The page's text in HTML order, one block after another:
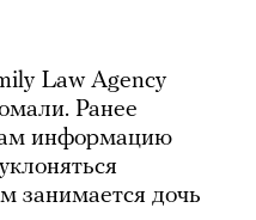
Law Agency
Ранее
информацию
занимается дочь